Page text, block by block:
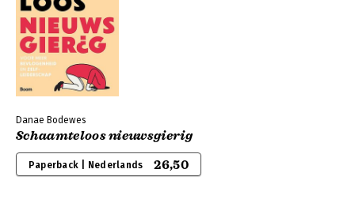
Danae Bodewes
Schaamteloos nieuwsgierig
Paperback | Nederlands 26,50